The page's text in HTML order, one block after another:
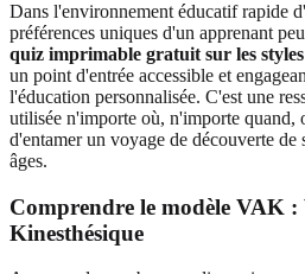
Dans l'environnement éducatif rapide
préférences uniques d'un apprenant
quiz imprimable gratuit sur les
un point d'entrée accessible et
l'éducation personnalisée. C'est une
utilisée n'importe où, n'importe quand,
d'entamer un voyage de découverte de
âges.
Comprendre le modèle VAK
Kinesthésique